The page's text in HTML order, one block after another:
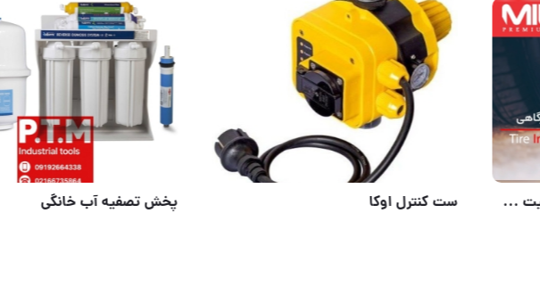
ست کنترل اوکا